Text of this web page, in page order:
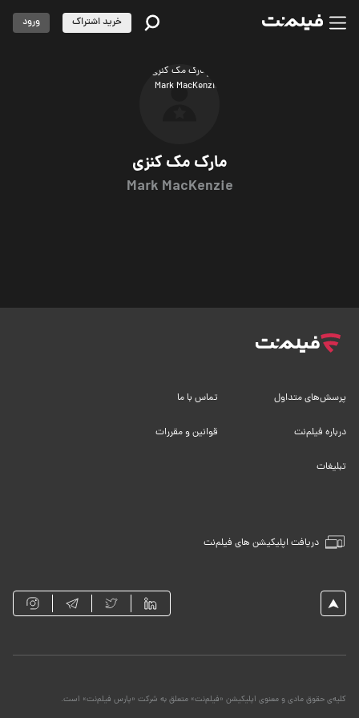
مارک مک کنزی
Mark MacKenzie
خرید اشتراک ورود
دریافت اپلیکیشن های فیلم‌نت
پرسش‌های متداول تماس با ما
درباره فیلم‌نت قوانین و مقررات
تبلیغات
کلیه‌ی حقوق مادی و معنوی اپلیکیشن «فیلم‌نت» متعلق به شرکت «پارس فیلم‌نت» است.